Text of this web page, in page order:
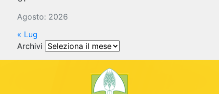
Agosto: 2026
« Lug
Archivi Archivi